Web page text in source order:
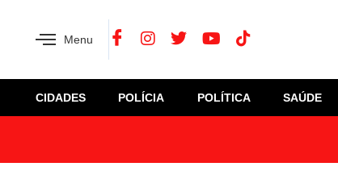
Menu
CIDADES POLÍCIA POLÍTICA SAÚDE